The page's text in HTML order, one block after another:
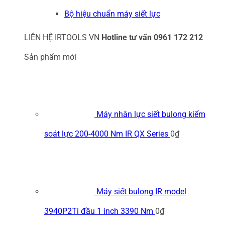
Bộ hiệu chuẩn máy siết lực
LIÊN HỆ IRTOOLS VN Hotline tư vấn 0961 172 212
Sản phẩm mới
Máy nhân lực siết bulong kiểm
soát lực 200-4000 Nm IR QX Series 0₫
Máy siết bulong IR model
3940P2Ti đầu 1 inch 3390 Nm 0₫